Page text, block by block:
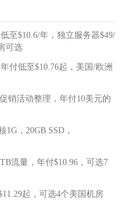
至$10.6/年，独立服务器$49/
可选
付低至$10.76起，美国/欧洲
销活动整理，年付10美元的
1G，20GB SSD，
流量，年付$10.96，可选7
起，可选4个美国机房